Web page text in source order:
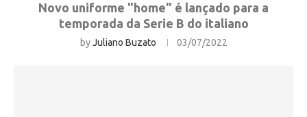
Novo uniforme "home" é lançado para a
temporada da Serie B do italiano
byJuliano Buzato 03/07/2022